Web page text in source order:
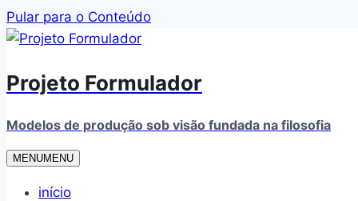
Pular para o Conteúdo
Projeto Formulador
Modelos de produção sob visão fundada na filosofia
MENUMENU
início